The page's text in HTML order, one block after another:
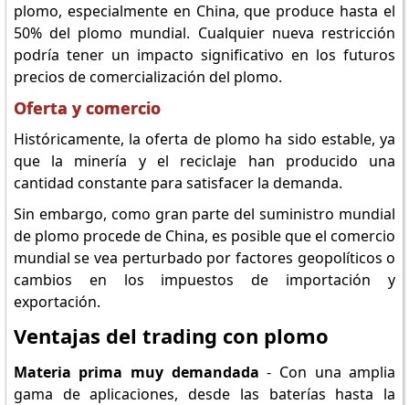
plomo, especialmente en China, que produce hasta el
50% del plomo mundial. Cualquier nueva restricción
podría tener un impacto significativo en los futuros
precios de comercialización del plomo.
Oferta y comercio
Históricamente, la oferta de plomo ha sido estable, ya
que la minería y el reciclaje han producido una
cantidad constante para satisfacer la demanda.
Sin embargo, como gran parte del suministro mundial
de plomo procede de China, es posible que el comercio
mundial se vea perturbado por factores geopolíticos o
cambios en los impuestos de importación y
exportación.
Ventajas del trading con plomo
Materia prima muy demandada - Con una amplia
gama de aplicaciones, desde las baterías hasta la